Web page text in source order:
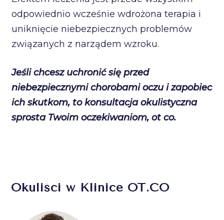
odpowiednio wcześnie wdrożona terapia i
uniknięcie niebezpiecznych problemów
związanych z narządem wzroku.
Jeśli chcesz uchronić się przed
niebezpiecznymi chorobami oczu i zapobiec
ich skutkom, to konsultacja okulistyczna
sprosta Twoim oczekiwaniom, ot co.
Okuliści w Klinice OT.CO